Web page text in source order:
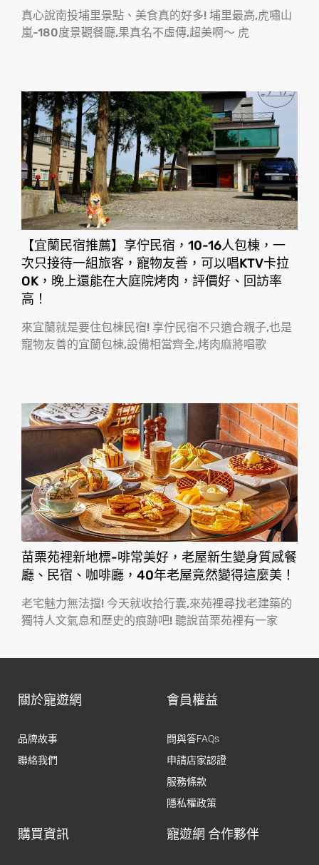
真心說南投埔里景點、美食真的好多! 埔里最高,虎嘯山
嵐-180度景觀餐廳,果真名不虛傳,超美啊〜 虎
【宜蘭民宿推薦】享佇民宿，10-16人包棟，一
次只接待一組旅客，寵物友善，可以唱KTV卡拉
OK，晚上還能在大庭院烤肉，評價好、回訪率
高！
來宜蘭就是要住包棟民宿! 享佇民宿不只適合親子,也是
寵物友善的宜蘭包棟,設備相當齊全,烤肉麻將唱歌
苗栗苑裡新地標-啡常美好，老屋新生變身質感餐
廳、民宿、咖啡廳，40年老屋竟然變得這麼美！
老宅魅力無法擋! 今天就收拾行囊,來苑裡尋找老建築的
獨特人文氣息和歷史的痕跡吧! 聽說苗栗苑裡有一家
關於寵遊網
品牌故事
聯絡我們
會員權益
問與答FAQs
申請店家認證
服務條款
隱私權政策
購買資訊 寵遊網 合作夥伴